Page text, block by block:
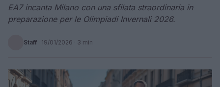
EA7 incanta Milano con una sfilata straordinaria in
preparazione per le Olimpiadi Invernali 2026.
Staff · 19/01/2026 · 3 min